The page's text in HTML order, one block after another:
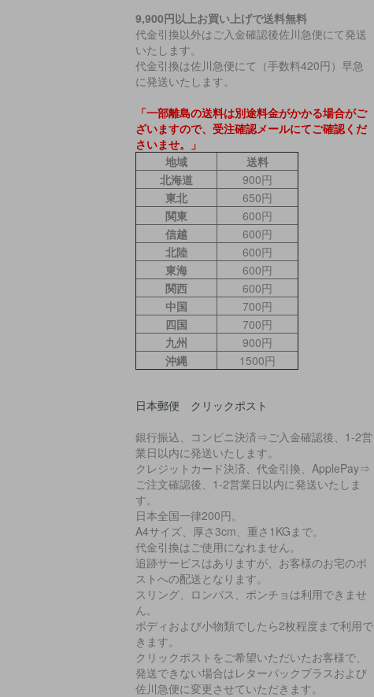
9,900円以上お買い上げで送料無料
代金引換以外はご入金確認後佐川急便にて発送
いたします。
代金引換は佐川急便にて（手数料420円）早急
に発送いたします。
「一部離島の送料は別途料金がかかる場合がご
ざいますので、受注確認メールにてご確認くだ
さいませ。」
地域
送料
北海道
900円
東北
650円
関東
600円
信越
600円
北陸
600円
東海
600円
関西
600円
中国
700円
四国
700円
九州
900円
沖縄
1500円
日本郵便 クリックポスト
銀行振込、コンビニ決済⇒ご入金確認後、1-2営
業日以内に発送いたします。
クレジットカード決済、代金引換、ApplePay⇒
ご注文確認後、1-2営業日以内に発送いたしま
す。
日本全国一律200円。
A4サイズ、厚さ3cm、重さ1KGまで。
代金引換はご使用になれません。
追跡サービスはありますが、お客様のお宅のポ
ストへの配送となります。
スリング、ロンパス、ポンチョは利用できませ
ん。
ボディおよび小物類でしたら2枚程度まで利用で
きます。
クリックポストをご希望いただいたお客様で、
発送できない場合はレターパックプラスおよび
佐川急便に変更させていただきます。